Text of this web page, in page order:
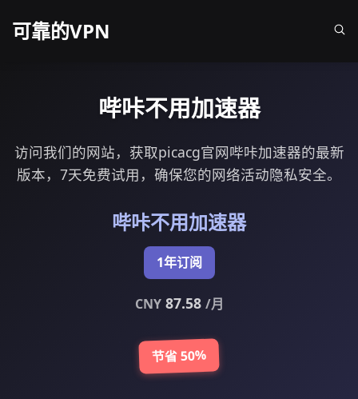
可靠的VPN
哔咔不用加速器
访问我们的网站，获取picacg官网哔咔加速器的最新
版本，7天免费试用，确保您的网络活动隐私安全。
哔咔不用加速器
1年订阅
CNY87.58 /月
节省 50%